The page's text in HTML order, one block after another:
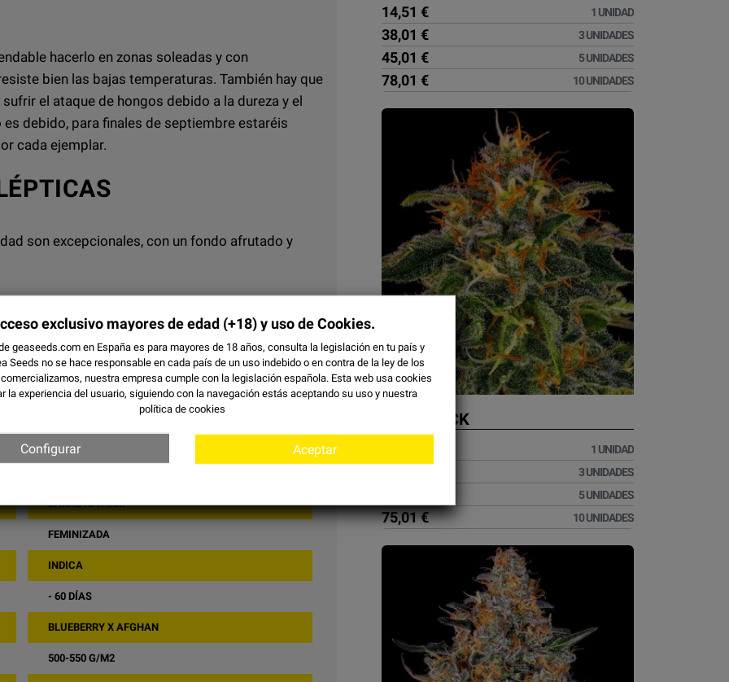
hacerlo en zonas soleadas y con
bien las bajas temperaturas. También hay que
el ataque de hongos debido a la dureza y el
debido, para finales de septiembre estaréis
cada ejemplar.
son excepcionales, con un fondo afrutado y
ideales para olvidar una dura jornada de trabajo
se consuma por la noche ya que de día puede
BARNEYS FARM
FEMINIZADA
INDICA
- 60 DÍAS
BLUEBERRY X AFGHAN
500-550 G/M2
14,51 € 1 UNIDAD
38,01 € 3 UNIDADES
45,01 € 5 UNIDADES
78,01 € 10 UNIDADES
MOBY DICK
1 UNIDAD
3 UNIDADES
5 UNIDADES
75,01 € 10 UNIDADES
exclusivo mayores de edad (+18) y uso de Cookies.
geaseeds.com en España es para mayores de 18 años, consulta la legislación en tu país y
Seeds no se hace responsable en cada país de un uso indebido o en contra de la ley de los
nuestra empresa cumple con la legislación española. Esta web usa cookies
la experiencia del usuario, siguiendo con la navegación estás aceptando su uso y nuestra
política de cookies
Configurar Aceptar